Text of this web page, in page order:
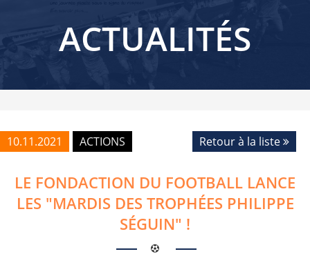
ACTUALITÉS
10.11.2021 ACTIONS Retour à la liste
LE FONDACTION DU FOOTBALL LANCE
LES "MARDIS DES TROPHÉES PHILIPPE
SÉGUIN" !